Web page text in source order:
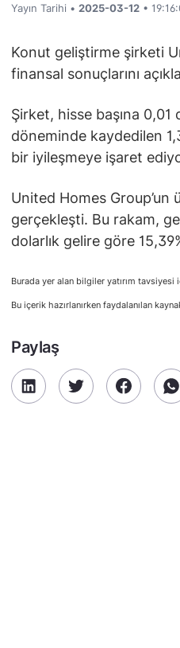
Yayın Tarihi • 2025-03-12 •
Konut geliştirme şirketi
finansal sonuçlarını
Şirket, hisse başına 0,01
döneminde kaydedilen
bir iyileşmeye işaret
United Homes Group’un
gerçekleşti. Bu rakam,
dolarlık gelire göre
Burada yer alan bilgiler yatırım tavsiyesi
Bu içerik hazırlanırken faydalanılan
Paylaş